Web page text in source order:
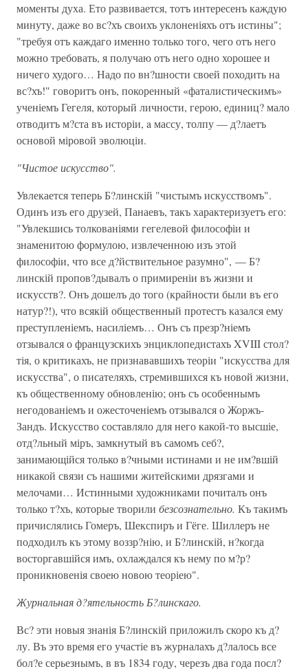
моменты духа. Ето развивается, тотъ интересенъ каждую
минуту, даже во вс?хъ своихъ уклоненіяхъ отъ истины";
"требуя отъ каждаго именно только того, чего отъ него
можно требовать, я получаю отъ него одно хорошее и
ничего худого… Надо по вн?шности своей походить на
вс?хъ!" говоритъ онъ, покоренный «фаталистическимъ»
ученіемъ Гегеля, который личности, герою, единиц? мало
отводитъ м?ста въ исторіи, a массу, толпу — д?лаетъ
основой міровой эволюціи.
"Чистое искусство".
Увлекается теперь Б?линскій "чистымъ искусствомъ".
Одинъ изъ его друзей, Панаевъ, такъ характеризуетъ его:
"Увлекшись толкованіями гегелевой философіи и
знаменитою формулою, извлеченною изъ этой
философіи, что все д?йствительное разумно", — Б?
линскій пропов?дывалъ о примиреніи въ жизни и
искусств?. Онъ дошелъ до того (крайности были въ его
натур?!), что всякій общественный протестъ казался ему
преступленіемъ, насиліемъ… Онъ съ презр?ніемъ
отзывался о французскихъ энциклопедистахъ XVIII стол?
тія, о критикахъ, не признававшихъ теоріи "искусства для
искусства", о писателяхъ, стремившихся къ новой жизни,
къ общественному обновленію; онъ съ особеннымъ
негодованіемъ и ожесточеніемъ отзывался о Жоржъ-
Зандъ. Искусство составляло для него какой-то высшіе,
отд?льный міръ, замкнутый въ самомъ себ?,
занимающійся только в?чными истинами и не им?вшій
никакой связи съ нашими житейскими дрязгами и
мелочами… Истинными художниками почиталъ онъ
только т?хъ, которые творили безсознательно. Къ такимъ
причислялись Гомеръ, Шекспиръ и Гёге. Шиллеръ не
подходилъ къ этому воззр?нію, и Б?линскій, н?когда
восторгавшійся имъ, охлаждался къ нему по м?р?
проникновенія своею новою теоріею".
Журнальная д?ятельность Б?линскаго.
Вс? эти новыя знанія Б?линскій приложилъ скоро къ д?
лу. Въ это время его участіе въ журналахъ д?лалось все
бол?е серьезнымъ, в въ 1834 году, черезъ два года посл?